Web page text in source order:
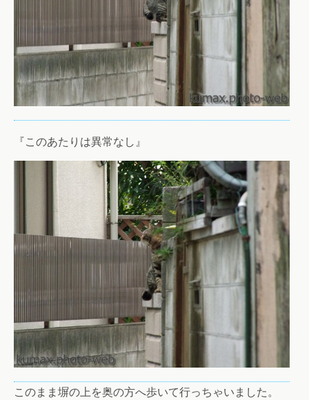
『このあたりは異常なし』
このまま塀の上を奥の方へ歩いて行っちゃいました。